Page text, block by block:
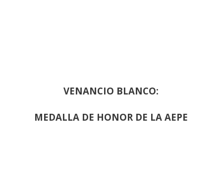
VENANCIO BLANCO:
MEDALLA DE HONOR DE LA AEPE